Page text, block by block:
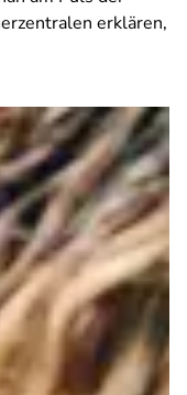
erklären,